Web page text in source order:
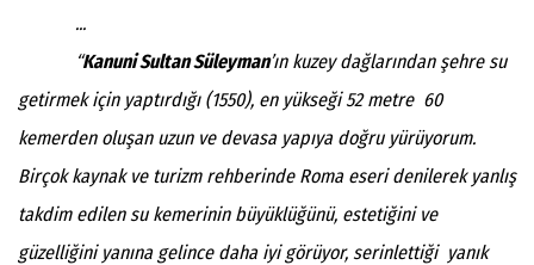
...
“Kanuni Sultan Süleyman’ın kuzey dağlarından şehre su
getirmek için yaptırdığı (1550), en yükseği 52 metre 60
kemerden oluşan uzun ve devasa yapıya doğru yürüyorum.
Birçok kaynak ve turizm rehberinde Roma eseri denilerek yanlış
takdim edilen su kemerinin büyüklüğünü, estetiğini ve
güzelliğini yanına gelince daha iyi görüyor, serinlettiği yanık